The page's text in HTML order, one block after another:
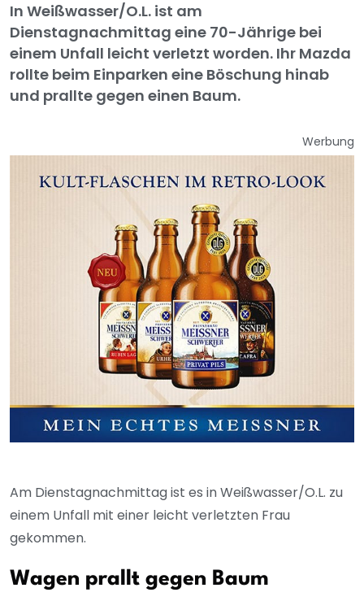
In Weißwasser/O.L. ist am
Dienstagnachmittag eine 70-Jährige bei
einem Unfall leicht verletzt worden. Ihr Mazda
rollte beim Einparken eine Böschung hinab
und prallte gegen einen Baum.
Werbung
Am Dienstagnachmittag ist es in Weißwasser/O.L. zu
einem Unfall mit einer leicht verletzten Frau
gekommen.
Wagen prallt gegen Baum